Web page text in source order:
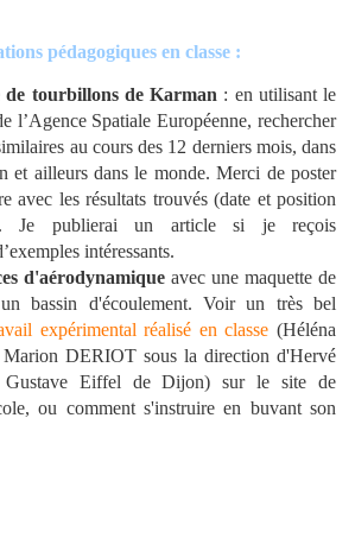
pédagogiques en classe :
de tourbillons de Karman : en utilisant le
l’Agence Spatiale Européenne, rechercher
au cours des 12 derniers mois, dans
et ailleurs dans le monde. Merci de poster
avec les résultats trouvés (date et position
Je publierai un article si je reçois
intéressants.
d'aérodynamique avec une maquette de
bassin d'écoulement. Voir un très bel
expérimental réalisé en classe (Héléna
DERIOT sous la direction d'Hervé
Eiffel de Dijon) sur le site de
ou comment s'instruire en buvant son